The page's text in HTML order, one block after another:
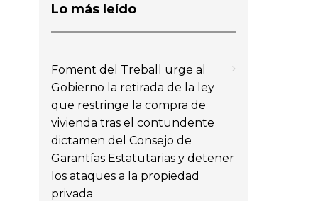
Lo más leído
Foment del Treball urge al
Gobierno la retirada de la ley
que restringe la compra de
vivienda tras el contundente
dictamen del Consejo de
Garantías Estatutarias y detener
los ataques a la propiedad
privada